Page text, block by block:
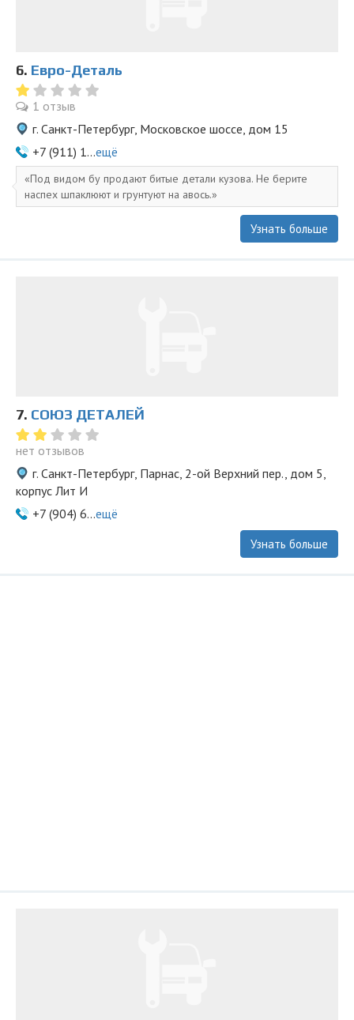
6. Евро-Деталь
1 отзыв
г. Санкт-Петербург, Московское шоссе, дом 15
+7 (911) 1...ещё
Под видом бу продают битые детали кузова. Не берите
наспех шпаклюют и грунтуют на авось.
Узнать больше
7. СОЮЗ ДЕТАЛЕЙ
нет отзывов
г. Санкт-Петербург, Парнас, 2-ой Верхний пер., дом 5,
корпус Лит И
+7 (904) 6...ещё
Узнать больше